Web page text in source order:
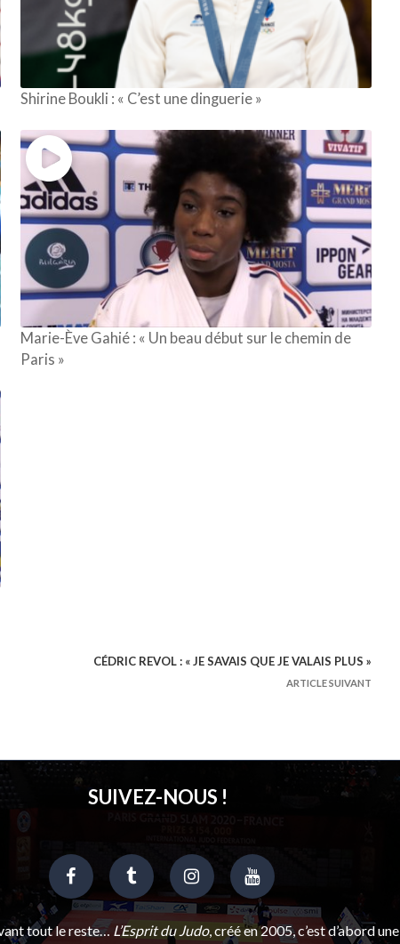
Shirine Boukli : « C’est une dinguerie »
Marie-Ève Gahié : « Un beau début sur le chemin de
Paris »
CÉDRIC REVOL : « JE SAVAIS QUE JE VALAIS PLUS »
ARTICLE SUIVANT
SUIVEZ-NOUS !
tout le reste… L’Esprit du Judo, créé en 2005, c’est d’abord une